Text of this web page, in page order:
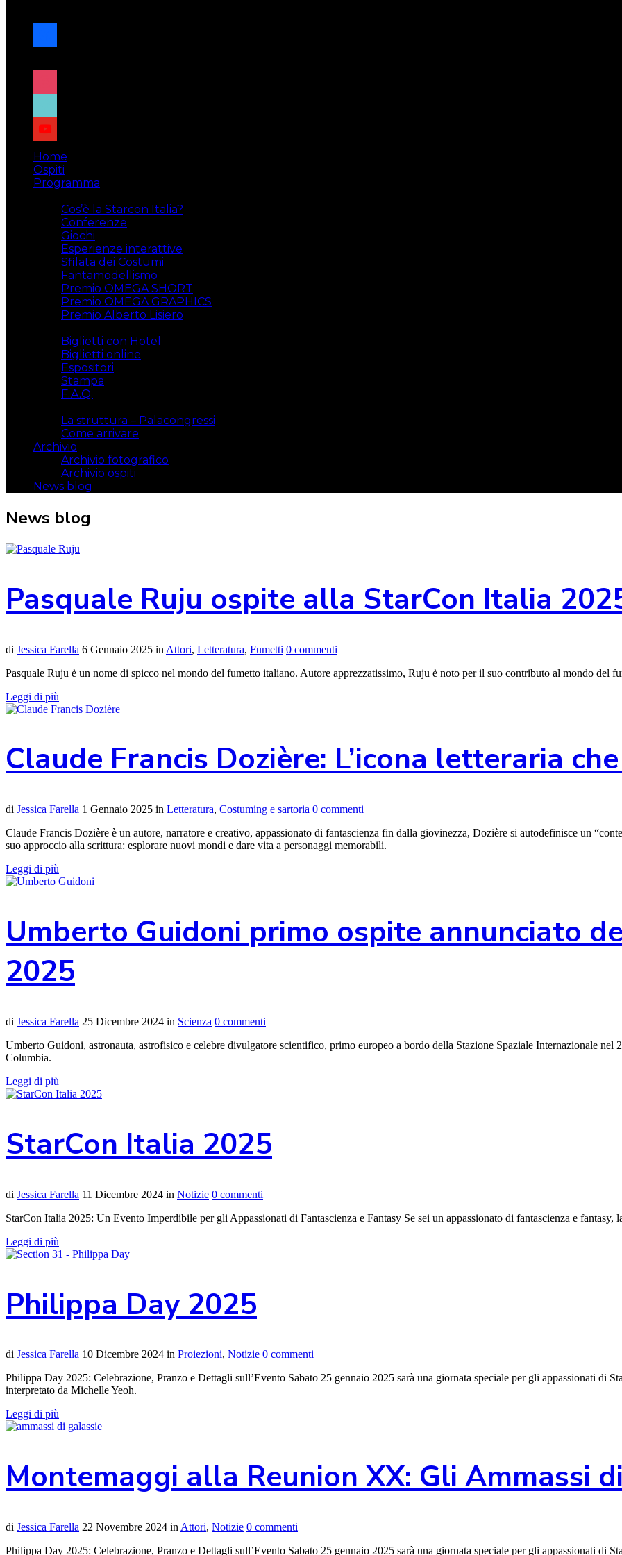
facebook
x
instagram
tiktok
youtube
Home
Ospiti
Programma
Cos’è la Starcon Italia?
Conferenze
Giochi
Esperienze interattive
Sfilata dei Costumi
Fantamodellismo
Premio OMEGA SHORT
Premio OMEGA GRAPHICS
Premio Alberto Lisiero
Biglietti con Hotel
Biglietti online
Espositori
Stampa
F.A.Q.
La struttura – Palacongressi
Come arrivare
Archivio
Archivio fotografico
Archivio ospiti
News blog
News blog
Pasquale Ruju ospite alla StarCon Italia
di Jessica Farella 6 Gennaio 2025 in Attori, Letteratura, Fumetti 0 commenti
Pasquale Ruju è un nome di spicco nel mondo del fumetto italiano. Autore apprezzatissimo, Ruju è noto per il suo contributo al mondo del
Leggi di più
Claude Francis Dozière: L’icona letteraria
di Jessica Farella 1 Gennaio 2025 in Letteratura, Costuming e sartoria 0 commenti
Claude Francis Dozière è un autore, narratore e creativo, appassionato di fantascienza fin dalla giovinezza, Dozière si autodefinisce un
suo approccio alla scrittura: esplorare nuovi mondi e dare vita a personaggi memorabili.
Leggi di più
Umberto Guidoni primo ospite annunciato
2025
di Jessica Farella 25 Dicembre 2024 in Scienza 0 commenti
Umberto Guidoni, astronauta, astrofisico e celebre divulgatore scientifico, primo europeo a bordo della Stazione Spaziale Internazionale
Columbia.
Leggi di più
StarCon Italia 2025
di Jessica Farella 11 Dicembre 2024 in Notizie 0 commenti
StarCon Italia 2025: Un Evento Imperdibile per gli Appassionati di Fantascienza e Fantasy Se sei un appassionato di fantascienza e fantasy,
Leggi di più
Philippa Day 2025
di Jessica Farella 10 Dicembre 2024 in Proiezioni, Notizie 0 commenti
Philippa Day 2025: Celebrazione, Pranzo e Dettagli sull’Evento Sabato 25 gennaio 2025 sarà una giornata speciale per gli appassionati di
interpretato da Michelle Yeoh.
Leggi di più
Montemaggi alla Reunion XX: Gli Ammassi
di Jessica Farella 22 Novembre 2024 in Attori, Notizie 0 commenti
Philippa Day 2025: Celebrazione, Pranzo e Dettagli sull’Evento Sabato 25 gennaio 2025 sarà una giornata speciale per gli appassionati di